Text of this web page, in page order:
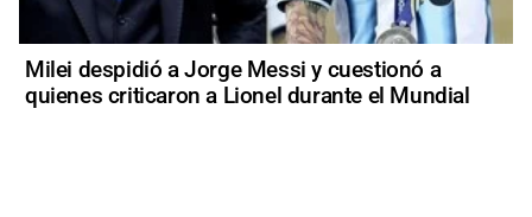
Milei despidió a Jorge Messi y cuestionó a
quienes criticaron a Lionel durante el Mundial